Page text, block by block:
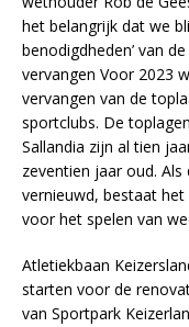
het belangrijk dat we
benodigdheden’ van
vervangen Voor 2023
vervangen van de
sportclubs. De
Sallandia zijn al tien
zeventien jaar oud.
vernieuwd, bestaat
voor het spelen van
Atletiekbaan
starten voor de
van Sportpark